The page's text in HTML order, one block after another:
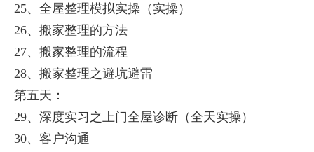
25、全屋整理模拟实操（实操）
26、搬家整理的方法
27、搬家整理的流程
28、搬家整理之避坑避雷
第五天：
29、深度实习之上门全屋诊断（全天实操）
30、客户沟通